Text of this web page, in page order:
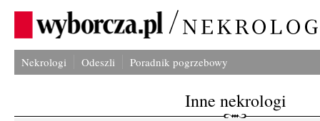
Nekrologi Odeszli Poradnik pogrzebowy
Inne nekrologi